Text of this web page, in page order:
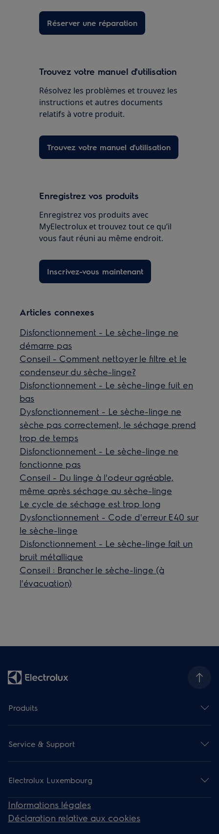
Réserver une réparation
Trouvez votre manuel d'utilisation
Résolvez les problèmes et trouvez les
instructions et autres documents
relatifs à votre produit.
Trouvez votre manuel d'utilisation
Enregistrez vos produits
Enregistrez vos produits avec
MyElectrolux et trouvez tout ce qu’il
vous faut réuni au même endroit.
Inscrivez-vous maintenant
Articles connexes
Disfonctionnement - Le sèche-linge ne
démarre pas
Conseil - Comment nettoyer le filtre et le
condenseur du sèche-linge?
Disfonctionnement - Le sèche-linge fuit en
bas
Dysfonctionnement - Le sèche-linge ne
sèche pas correctement, le séchage prend
trop de temps
Disfonctionnement - Le sèche-linge ne
fonctionne pas
Conseil - Du linge à l'odeur agréable,
même après séchage au sèche-linge
Le cycle de séchage est trop long
Dysfonctionnement - Code d'erreur E40 sur
le sèche-linge
Disfonctionnement - Le sèche-linge fait un
bruit métallique
Conseil : Brancher le sèche-linge (à
l'évacuation)
Produits
Service & Support
Electrolux Luxembourg
Informations légales
Déclaration relative aux cookies